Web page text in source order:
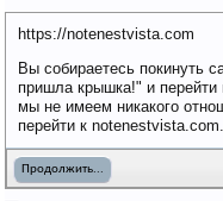
https://notenestvista.com
Вы собираетесь покинуть
пришла крышка!" и перейти
мы не имеем никакого
перейти к notenestvista.com.
Продолжить...